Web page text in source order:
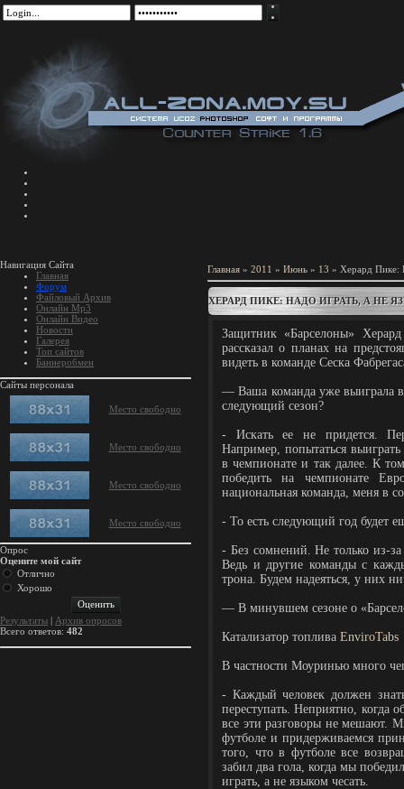
Навигация Сайта
Главная
Форум
Файловый Архив
Онлайн Mp3
Онлайн Видео
Новости
Галерея
Топ сайтов
Баннеробмен
Сайты персонала
Место свободно
Место свободно
Место свободно
Место свободно
Опрос
Оцените мой сайт
Отлично
Хорошо
Результаты | Архив опросов
Всего ответов: 482
Главная » 2011 » Июнь » 13 » Херард Пике:
ХЕРАРД ПИКЕ: НАДО ИГРАТЬ, А НЕ
Защитник «Барселоны»
рассказал о планах на
видеть в команде Сеска
— Ваша команда уже выиграла
следующий сезон?
- Искать ее не придется.
Например, попытаться
в чемпионате и так далее. К
победить на чемпионате
национальная команда, меня в
- То есть следующий год будет
- Без сомнений. Не только из-
Ведь и другие команды с
трона. Будем надеяться, у них
— В минувшем сезоне о
Катализатор топлива EnviroTabs
В частности Моуринью много
- Каждый человек должен
переступать. Неприятно, когда
все эти разговоры не мешают.
футболе и придерживаемся
того, что в футболе все
забил два гола, когда мы
играть, а не языком чесать.